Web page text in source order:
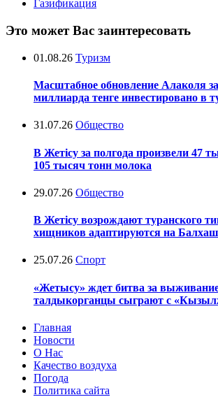
Газификация
Это может Вас заинтересовать
01.08.26 Туризм
Масштабное обновление Алаколя
миллиарда тенге инвестировано в
31.07.26 Общество
В Жетісу за полгода произвели 47
105 тысяч тонн молока
29.07.26 Общество
В Жетісу возрождают туранского
хищников адаптируются на
25.07.26 Спорт
«Жетысу» ждет битва за
талдыкорганцы сыграют с
Главная
Новости
О Нас
Качество воздуха
Погода
Политика сайта